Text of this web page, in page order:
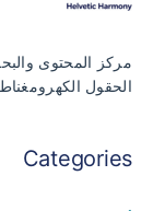
مركز المحتوى
الحقول
Categories